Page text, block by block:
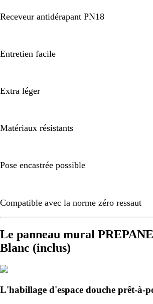
Receveur antidérapant PN18
Entretien facile
Extra léger
Matériaux résistants
Pose encastrée possible
Compatible avec la norme zéro ressaut
Le panneau mural
Blanc (inclus)
L'habillage d'espace douche prêt-à-